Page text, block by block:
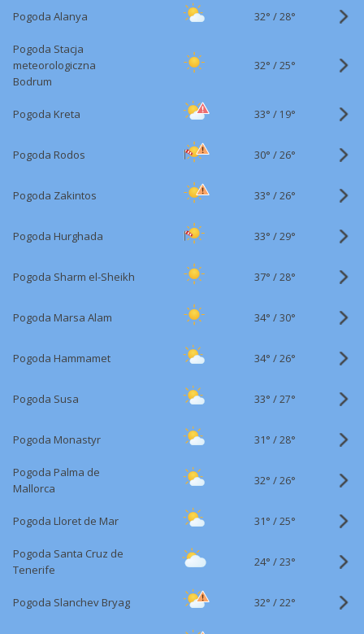
Pogoda Alanya 32° /28°
Pogoda Stacja
meteorologiczna
Bodrum
32° /25°
Pogoda Kreta 33° / 19°
Pogoda Rodos 30° /26°
Pogoda Zakintos 33° /26°
Pogoda Hurghada 33° /29°
Pogoda Sharm el-Sheikh 37° /28°
Pogoda Marsa Alam 34° /30°
Pogoda Hammamet 34° /26°
Pogoda Susa 33° /27°
Pogoda Monastyr 31° /28°
Pogoda Palma de
Mallorca
32° /26°
Pogoda Lloret de Mar 31° /25°
Pogoda Santa Cruz de
Tenerife
24° /23°
Pogoda Slanchev Bryag 32° /22°